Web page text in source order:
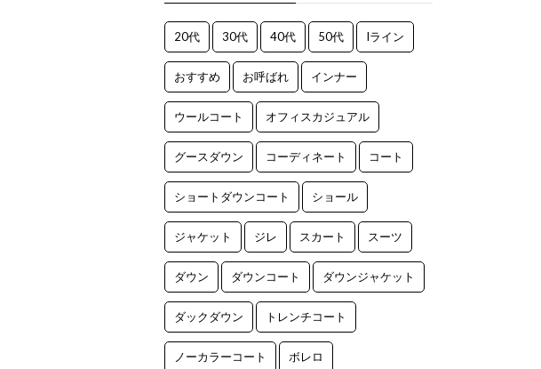
20代 30代 40代 50代 Iライン
おすすめ お呼ばれ インナー
ウールコート オフィスカジュアル
グースダウン コーディネート コート
ショートダウンコート ショール
ジャケット ジレ スカート スーツ
ダウン ダウンコート ダウンジャケット
ダックダウン トレンチコート
ノーカラーコート ボレロ